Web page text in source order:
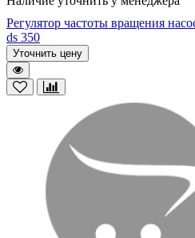
Регулятор частоты вращения
ds 350
Уточнить цену